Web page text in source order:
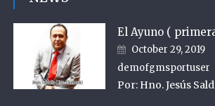
El Ayuno (
Posted on
October 29, 2019
demofgmsportuser
Por: Hno. Jesús